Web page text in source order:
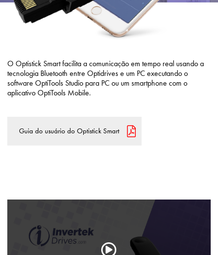
O Optistick Smart facilita a comunicação em tempo real usando a
tecnologia Bluetooth entre Optidrives e um PC executando o
software OptiTools Studio para PC ou um smartphone com o
aplicativo OptiTools Mobile.
Guia do usuário do Optistick Smart